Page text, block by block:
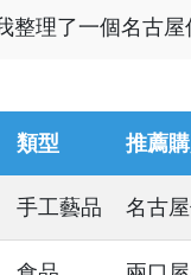
整理了一個名古
類型 推薦
手工藝品 名古